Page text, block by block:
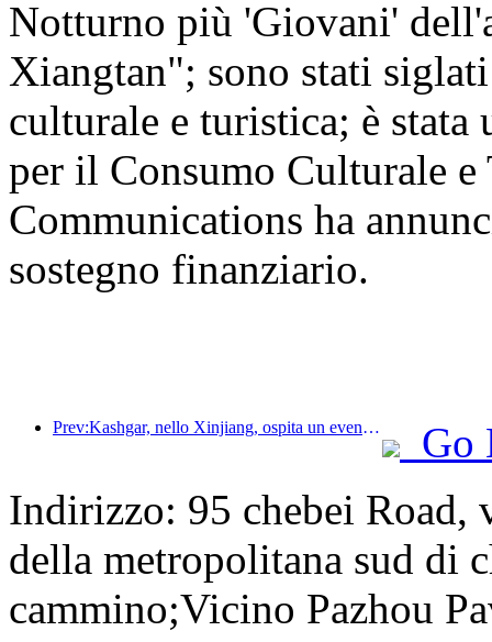
Notturno più 'Giovani'
Xiangtan"; sono stati
culturale e turistica; è
per il Consumo Culturale
Communications ha
sostegno finanziario.
Prev:Kashgar, nello Xinjiang, ospita un evento di promozione turistica per favorire lo scambio interetnico.
Go
Indirizzo: 95 chebei Road,
della metropolitana sud di
cammino;Vicino Pazhou